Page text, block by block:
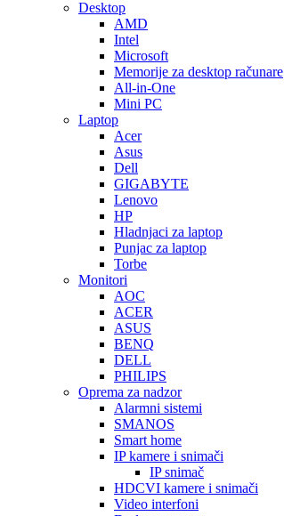
Desktop
AMD
Intel
Microsoft
Memorije za desktop računare
All-in-One
Mini PC
Laptop
Acer
Asus
Dell
GIGABYTE
Lenovo
HP
Hladnjaci za laptop
Punjac za laptop
Torbe
Monitori
AOC
ACER
ASUS
BENQ
DELL
PHILIPS
Oprema za nadzor
Alarmni sistemi
SMANOS
Smart home
IP kamere i snimači
IP snimač
HDCVI kamere i snimači
Video interfoni